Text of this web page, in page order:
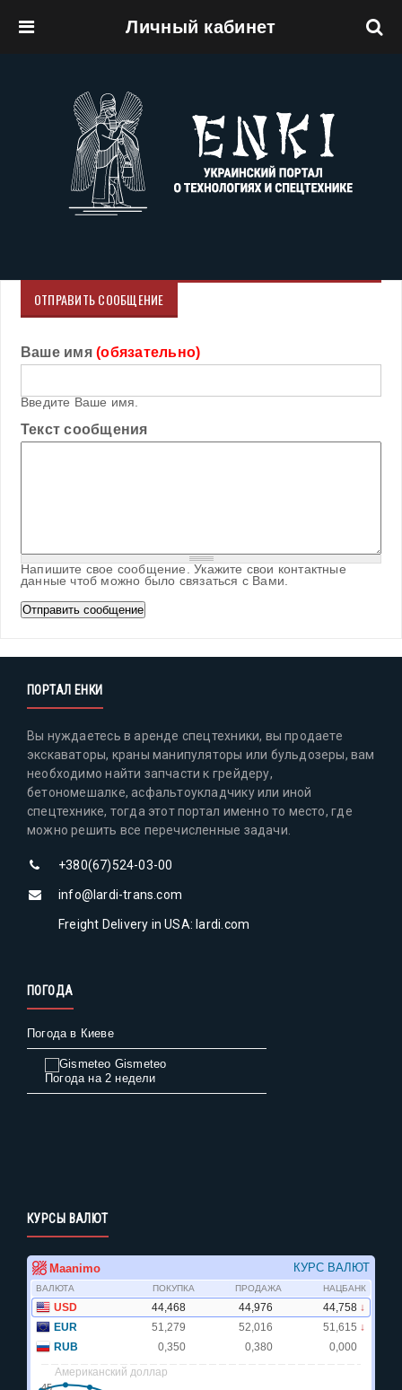
Личный кабинет
ОТПРАВИТЬ СООБЩЕНИЕ
Ваше имя(обязательно)
Введите Ваше имя.
Текст сообщения
Напишите свое сообщение. Укажите свои контактные
данные чтоб можно было связаться с Вами.
ПОРТАЛ ЕНКИ
Вы нуждаетесь в аренде спецтехники, вы продаете
экскаваторы, краны манипуляторы или бульдозеры, вам
необходимо найти запчасти к грейдеру,
бетономешалке, асфальтоукладчику или иной
спецтехнике, тогда этот портал именно то место, где
можно решить все перечисленные задачи.
+380(67)524-03-00
info@lardi-trans.com
Freight Delivery in USA: lardi.com
ПОГОДА
Погода в Киеве
Gismeteo
Погода на 2 недели
КУРСЫ ВАЛЮТ